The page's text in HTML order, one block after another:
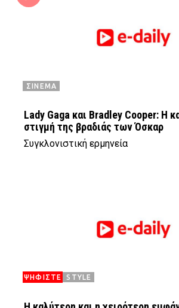
ΣΙΝΕΜΑ
Lady Gaga και Bradley Cooper: Η
στιγμή της βραδιάς των Όσκαρ
Συγκλονιστική ερμηνεία
ΨΗΦΙΣΤΕ STYLE